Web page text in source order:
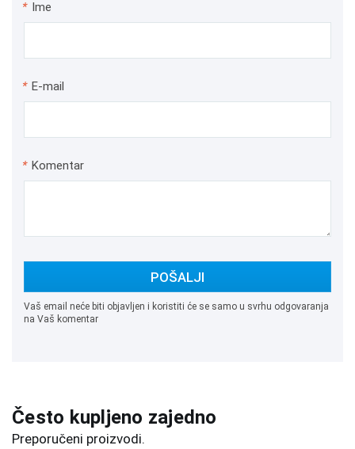
* Ime
* E-mail
* Komentar
POŠALJI
Vaš email neće biti objavljen i koristiti će se samo u svrhu odgovaranja
na Vaš komentar
Često kupljeno zajedno
Preporučeni proizvodi.